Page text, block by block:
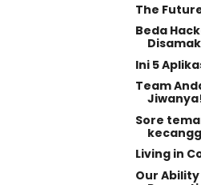
The
Beda
Ini 5
Team
Sore
Living in
Our